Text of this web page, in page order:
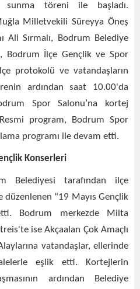
sunma töreni ile başladı.
Milletvekili Süreyya Öneş
Ali Sırmalı, Bodrum Belediye
Bodrum İlçe Gençlik ve Spor
protokolü ve vatandaşların
ardından saat 10.00'da
Spor Salonu’na kortej
program, Bodrum Spor
programı ile devam etti.
Konserleri
Belediyesi tarafından ilçe
düzenlenen “19 Mayıs Gençlik
Bodrum merkezde Milta
ise Akçaalan Çok Amaçlı
vatandaşlar, ellerinde
eşlik etti. Kortejlerin
ardından Belediye